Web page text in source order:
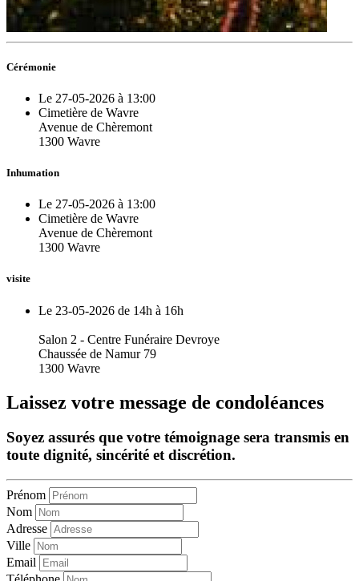
Cérémonie
Le 27-05-2026 à 13:00
Cimetière de Wavre
Avenue de Chèremont
1300 Wavre
Inhumation
Le 27-05-2026 à 13:00
Cimetière de Wavre
Avenue de Chèremont
1300 Wavre
visite
Le 23-05-2026 de 14h à 16h
Salon 2 - Centre Funéraire Devroye
Chaussée de Namur 79
1300 Wavre
Laissez votre message de condoléances
Soyez assurés que votre témoignage sera transmis en
toute dignité, sincérité et discrétion.
Prénom
Nom
Adresse
Ville
Email